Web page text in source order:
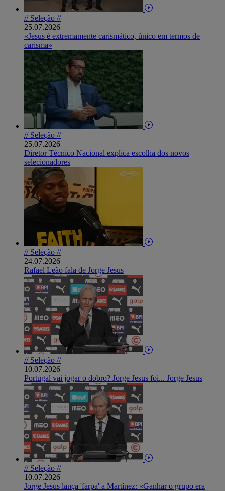
// Seleção //
25.07.2026
«Jesus é extremamente carismático, único em termos de
carisma»
// Seleção //
25.07.2026
Diretor Técnico Nacional explica escolha dos novos
selecionadores
// Seleção //
24.07.2026
Rafael Leão fala de Jorge Jesus
// Seleção //
10.07.2026
Portugal vai jogar o dobro? Jorge Jesus foi... Jorge Jesus
// Seleção //
10.07.2026
Jorge Jesus lança 'farpa' a Martínez: «Ganhar o grupo era